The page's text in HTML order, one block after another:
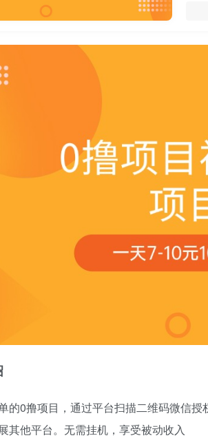
的0撸项目，通过平台扫描二维码微信
其他平台。无需挂机，享受被动收入